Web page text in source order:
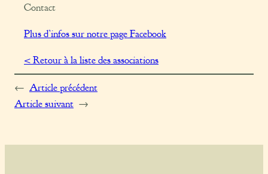
Contact
Plus d’infos sur notre page Facebook
< Retour à la liste des associations
← Article précédent
Article suivant →